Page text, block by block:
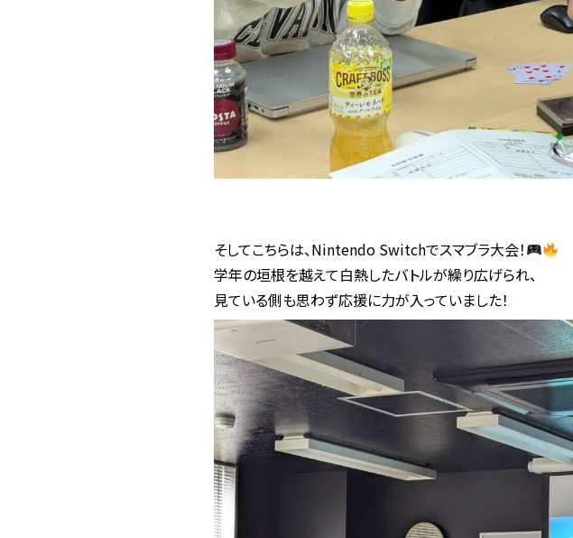
そしてこちらは、Nintendo Switchでスマブラ大会！
学年の垣根を越えて白熱したバトルが繰り広げられ、
見ている側も思わず応援に力が入っていました！